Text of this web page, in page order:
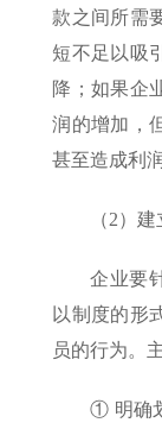
款之间所需
短不足以吸
降；如果企
润的增加，
甚至造成利
（2）
企业要
以制度的形
员的行为。
① 明确